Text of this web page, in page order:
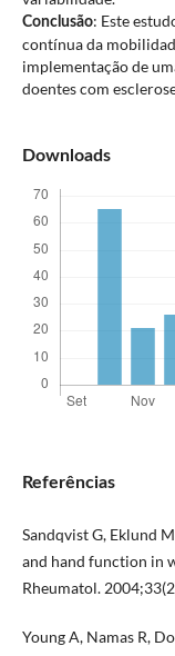
Conclusão: Este
contínua da
implementação de
doentes com
Downloads
Referências
Sandqvist G, Eklund
and hand function in
Rheumatol.
Young A, Namas R,